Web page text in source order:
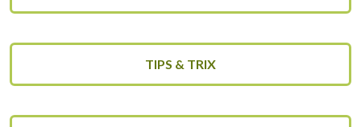
TIPS & TRIX